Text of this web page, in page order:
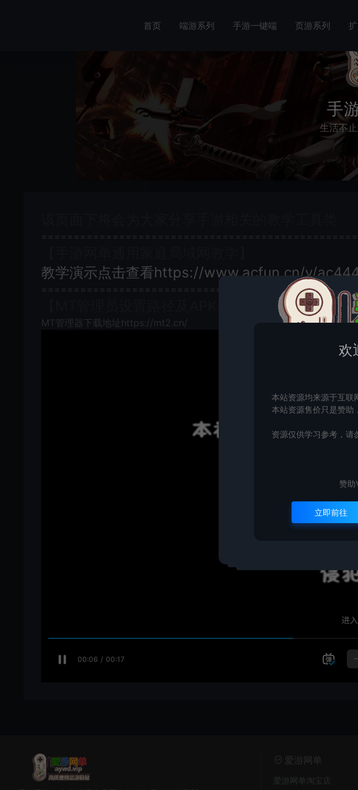
首页 端游系列 手游一键端 页游系列
手
生活不
教学演示点击查看https://www.acfun.cn/v/
【MT管理员设置路径及APK签名教学】
MT管理器下载地址https://mt2.cn/
爱游网单
爱游网单淘宝店
欢
本站资源均来源于互联
本站资源售价只是赞助
资源仅供学习参考，请
赞助
立即前往